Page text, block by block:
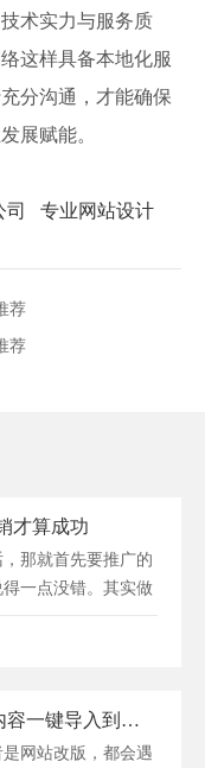
术实力与服务质
这样具备本地化服
分沟通，才能确保
展赋能。
司
专业网站设计
荐
荐
才算成功
那就首先要推广的
一点没错。其实做
建站更新 | 如何把站点内容一键导入到新系统
网站改版，都会遇